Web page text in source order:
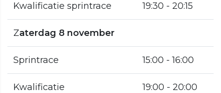
Kwalificatie sprintrace 19:30 - 20:15
Zaterdag 8 november
Sprintrace 15:00 - 16:00
Kwalificatie 19:00 - 20:00